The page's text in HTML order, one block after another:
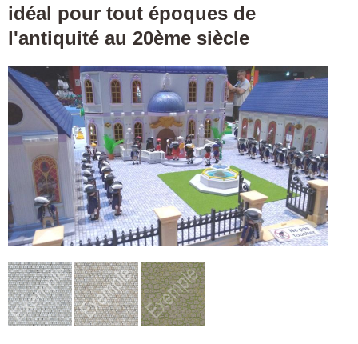
idéal pour tout époques de
l'antiquité au 20ème siècle